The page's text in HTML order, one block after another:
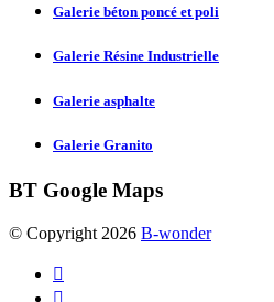
Galerie béton poncé et poli
Galerie Résine Industrielle
Galerie asphalte
Galerie Granito
BT Google Maps
© Copyright 2026 B-wonder

